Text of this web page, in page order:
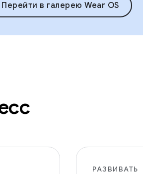
Перейти в галерею Wear OS
РАЗВИВАТЬ